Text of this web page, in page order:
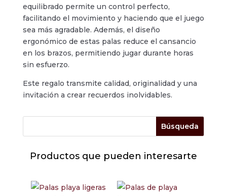
equilibrado permite un control perfecto,
facilitando el movimiento y haciendo que el juego
sea más agradable. Además, el diseño
ergonómico de estas palas reduce el cansancio
en los brazos, permitiendo jugar durante horas
sin esfuerzo.
Este regalo transmite calidad, originalidad y una
invitación a crear recuerdos inolvidables.
Productos que pueden interesarte